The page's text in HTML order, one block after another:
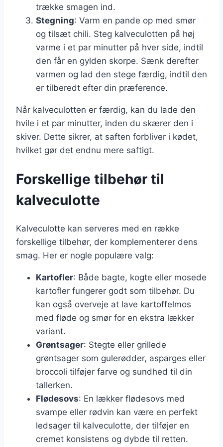
trække smagen ind.
Stegning: Varm en pande op med smør
og tilsæt chili. Steg kalveculotten på høj
varme i et par minutter på hver side, indtil
den får en gylden skorpe. Sænk derefter
varmen og lad den stege færdig, indtil den
er tilberedt efter din præference.
Når kalveculotten er færdig, kan du lade den
hvile i et par minutter, inden du skærer den i
skiver. Dette sikrer, at saften forbliver i kødet,
hvilket gør det endnu mere saftigt.
Forskellige tilbehør til
kalveculotte
Kalveculotte kan serveres med en række
forskellige tilbehør, der komplementerer dens
smag. Her er nogle populære valg:
Kartofler: Både bagte, kogte eller mosede
kartofler fungerer godt som tilbehør. Du
kan også overveje at lave kartoffelmos
med fløde og smør for en ekstra lækker
variant.
Grøntsager: Stegte eller grillede
grøntsager som gulerødder, asparges eller
broccoli tilføjer farve og sundhed til din
tallerken.
Flødesovs: En lækker flødesovs med
svampe eller rødvin kan være en perfekt
ledsager til kalveculotte, der tilføjer en
cremet konsistens og dybde til retten.